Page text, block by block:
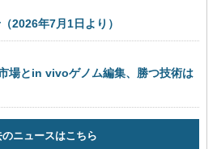
2026年7月1日より）
場とin vivoゲノム編集、勝つ技術は
のニュースはこちら